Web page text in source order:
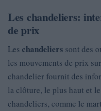
Les chandeliers:
de prix
Les chandeliers sont des
les mouvements de prix
chandelier fournit des
la clôture, le plus haut et
chandeliers, comme le